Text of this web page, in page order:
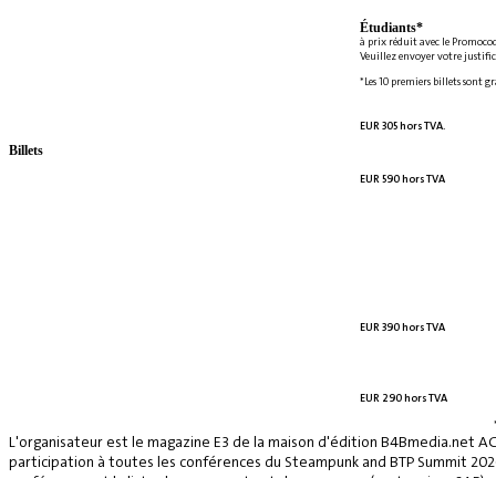
Étudiants*
à prix réduit avec le
Veuillez envoyer votre
*Les 10 premiers billets sont
EUR 305 hors TVA.
EUR 590 hors TVA
EUR 390 hors TVA
EUR 290 hors TVA
Billets
L'organisateur est le magazine E3 de la maison d'édition B4Bmedia.net
participation à toutes les conférences du Steampunk and BTP Summit